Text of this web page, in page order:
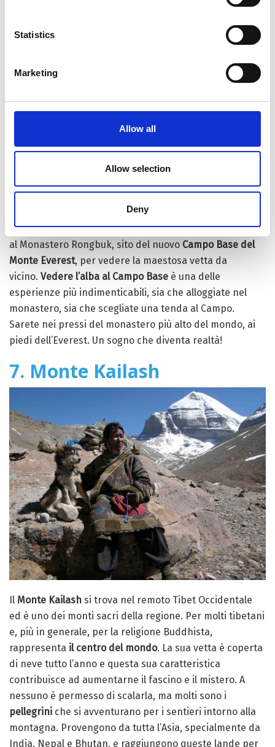
Statistics
Marketing
Allow all
Allow selection
Deny
raggiungere la sua vetta è il sogno di molti alpinisti e
amanti della montagna. Se avete abbastanza tempo a
disposizione, vi proponiamo un compromesso: arrivare
al Monastero Rongbuk, sito del nuovo Campo Base del
Monte Everest, per vedere la maestosa vetta da
vicino. Vedere l’alba al Campo Base è una delle
esperienze più indimenticabili, sia che alloggiate nel
monastero, sia che scegliate una tenda al Campo.
Sarete nei pressi del monastero più alto del mondo, ai
piedi dell’Everest. Un sogno che diventa realtà!
7. Monte Kailash
Il Monte Kailash si trova nel remoto Tibet Occidentale
ed è uno dei monti sacri della regione. Per molti tibetani
e, più in generale, per la religione Buddhista,
rappresenta il centro del mondo. La sua vetta è coperta
di neve tutto l’anno e questa sua caratteristica
contribuisce ad aumentarne il fascino e il mistero. A
nessuno è permesso di scalarla, ma molti sono i
pellegrini che si avventurano per i sentieri intorno alla
montagna. Provengono da tutta l’Asia, specialmente da
India, Nepal e Bhutan, e raggiungono queste lande per